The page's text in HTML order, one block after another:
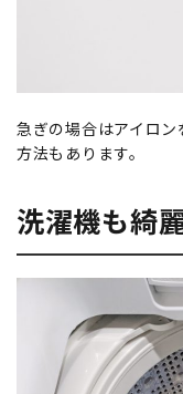
急ぎの場合はアイロ
方法もあります。
洗濯機も綺